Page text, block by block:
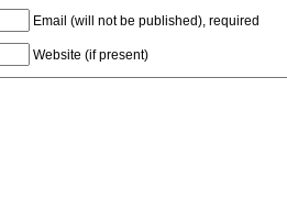
Email (will not be published), required
Website (if present)